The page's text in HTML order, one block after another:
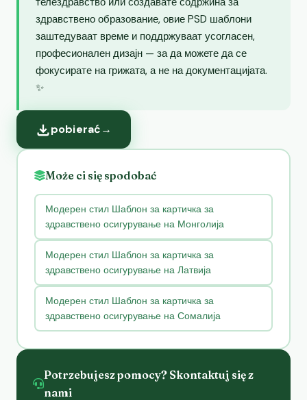
здравствено образование, овие PSD шаблони
заштедуваат време и поддржуваат усогласен,
професионален дизајн — за да можете да се
фокусирате на грижата, а не на документацијата.
✨
pobierać→
Może ci się spodobać
Модерен стил Шаблон за картичка за
здравствено осигурување на Монголија
Модерен стил Шаблон за картичка за
здравствено осигурување на Латвија
Модерен стил Шаблон за картичка за
здравствено осигурување на Сомалија
Potrzebujesz pomocy? Skontaktuj się z
nami